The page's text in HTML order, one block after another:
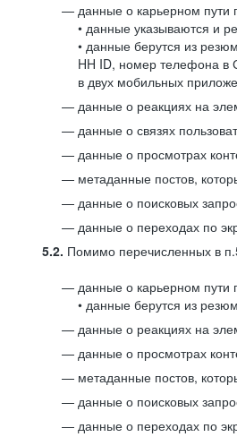
данные о карьерном пути
• данные указываются и
• данные берутся из
HH ID, номер телефона в
в двух мобильных
данные о реакциях на
данные о связях
данные о просмотрах
метаданные постов,
данные о поисковых
данные о переходах по
5.2. Помимо перечисленных в
данные о карьерном пути
• данные берутся из
данные о реакциях на
данные о просмотрах
метаданные постов,
данные о поисковых
данные о переходах по